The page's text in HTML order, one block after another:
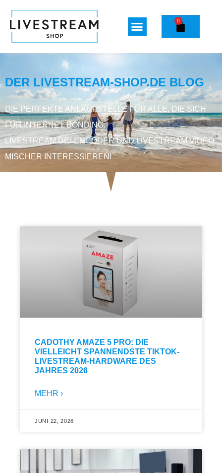
0
DER LIVESTREAM-SHOP.DE BLOG
DIE PERFEKTE ANLAUFSTELLE FÜR ALLE, DIE SICH
FÜR INTERNET BONDING,
LIVESTREAM DE/-ENCODER UND LIVESTREAM VIDEO
MISCHER INTERESSIEREN!
CADOTHY AMAZE 5 PRO: DIE
VIELLEICHT SPANNENDSTE TIKTOK-
LIVESTREAM-HARDWARE DES
JAHRES 2026
MEHR ›
JUNI 22, 2026